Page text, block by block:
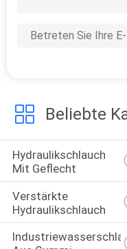
Beliebte
Hydraulikschlauch
Mit Geflecht
Verstärkte
Hydraulikschlauch